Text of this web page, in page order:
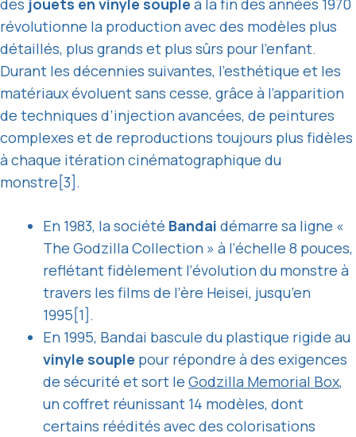
révolutionne la production avec des modèles plus
détaillés, plus grands et plus sûrs pour l’enfant.
Durant les décennies suivantes, l’esthétique et les
matériaux évoluent sans cesse, grâce à l’apparition
de techniques d’injection avancées, de peintures
complexes et de reproductions toujours plus fidèles
à chaque itération cinématographique du
monstre[3].
En 1983, la société Bandai démarre sa ligne «
The Godzilla Collection » à l’échelle 8 pouces,
reflétant fidèlement l’évolution du monstre à
travers les films de l’ère Heisei, jusqu’en
1995[1].
En 1995, Bandai bascule du plastique rigide au
vinyle souple pour répondre à des exigences
de sécurité et sort le Godzilla Memorial Box,
un coffret réunissant 14 modèles, dont
certains réédités avec des colorisations